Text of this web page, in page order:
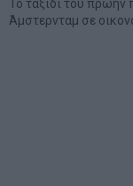
Το ταξίδι του πρώην
Άμστερνταμ σε